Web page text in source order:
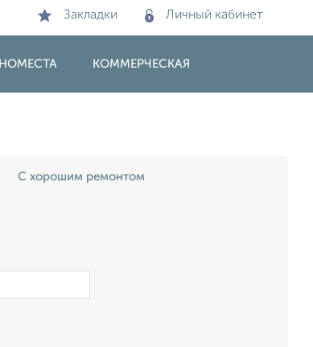
Закладки Личный кабинет
КОММЕРЧЕСКАЯ
С хорошим ремонтом